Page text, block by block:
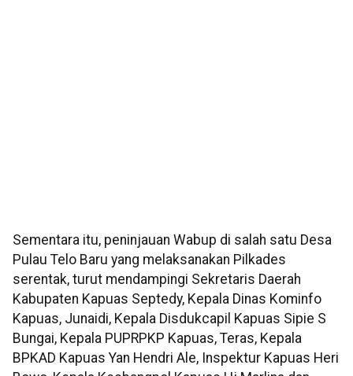
Sementara itu, peninjauan Wabup di salah satu Desa
Pulau Telo Baru yang melaksanakan Pilkades
serentak, turut mendampingi Sekretaris Daerah
Kabupaten Kapuas Septedy, Kepala Dinas Kominfo
Kapuas, Junaidi, Kepala Disdukcapil Kapuas Sipie S
Bungai, Kepala PUPRPKP Kapuas, Teras, Kepala
BPKAD Kapuas Yan Hendri Ale, Inspektur Kapuas Heri